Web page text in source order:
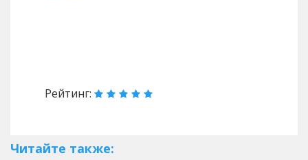
Рейтинг:
Читайте также: